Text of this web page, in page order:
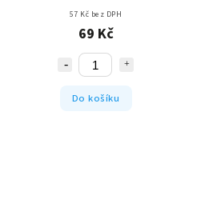
57 Kč bez DPH
69 Kč
Do košíku